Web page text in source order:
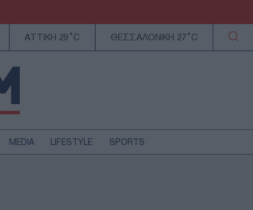
ΑΤΤΙΚΗ 29°C ΘΕΣΣΑΛΟΝΙΚΗ 27°C
MEDIA LIFESTYLE SPORTS